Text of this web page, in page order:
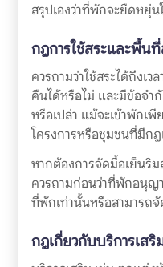
สรุปเองว่าที่พักจะยืดหยุ่น
กฎการใช้สระและพื้น
ควรถามว่าใช้สระได้ถึงเว
คืนได้หรือไม่ และมีข้อจำ
หรือเปล่า แม้จะเข้าพักเ
โครงการหรือชุมชนที่มีกฎ
หากต้องการจัดมื้อเย็นริ
ควรถามก่อนว่าที่พักอนุญ
ที่พักเท่านั้นหรือสามารถจั
กฎเกี่ยวกับบริการเสริ